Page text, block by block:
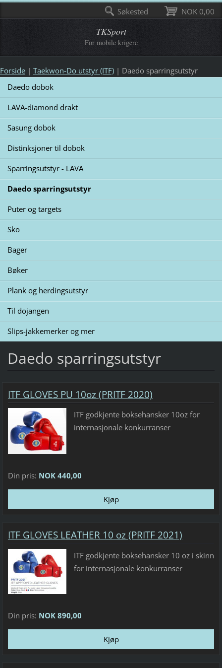
TKSport
For mobile krigere
Forside | Taekwon-Do utstyr (ITF) | Daedo sparringsutstyr
Daedo dobok
LAVA-diamond drakt
Sasung dobok
Distinksjoner til dobok
Sparringsutstyr - LAVA
Daedo sparringsutstyr
Puter og targets
Sko
Bager
Bøker
Plank og herdingsutstyr
Til dojangen
Slips-jakkemerker og mer
Daedo sparringsutstyr
ITF GLOVES PU 10oz (PRITF 2020)
ITF godkjente boksehansker 10oz for
internasjonale konkurranser
Din pris: NOK 440,00
ITF GLOVES LEATHER 10 oz (PRITF 2021)
ITF godkjente boksehansker 10 oz i skinn
for internasjonale konkurranser
Din pris: NOK 890,00
NOK 0,00
Søkested